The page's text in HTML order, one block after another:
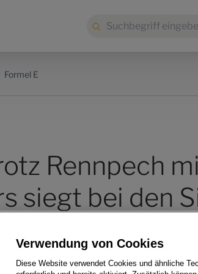
Formel E
Suche:
Rennpech
siegt bei den
Verwendung von Cookies
Diese Website verwendet Cookies und ähnliche